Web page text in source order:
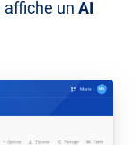
affiche un AI